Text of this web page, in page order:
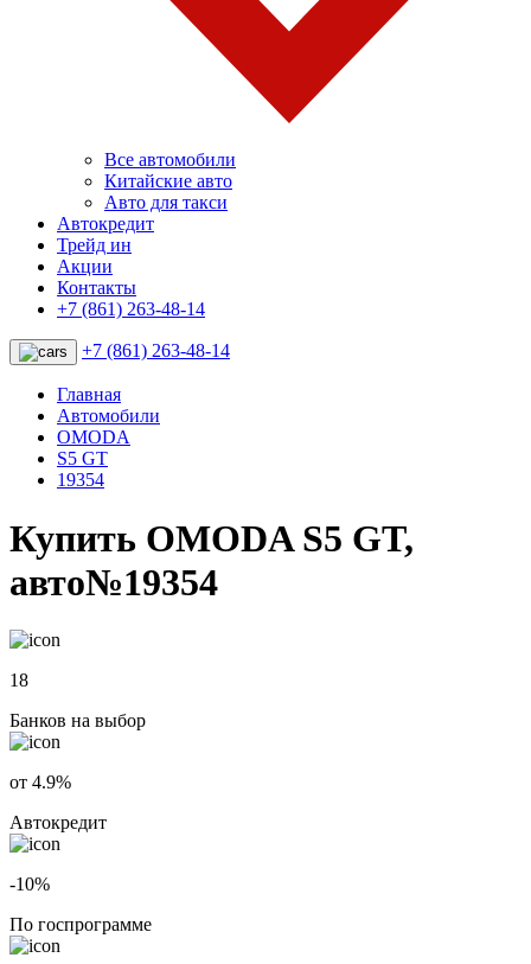
Все автомобили
Китайские авто
Авто для такси
Автокредит
Трейд ин
Акции
Контакты
+7 (861) 263-48-14
+7 (861) 263-48-14
Главная
Автомобили
OMODA
S5 GT
19354
Купить OMODA S5 GT,
авто№19354
18
Банков на выбор
от 4.9%
Автокредит
-10%
По госпрограмме